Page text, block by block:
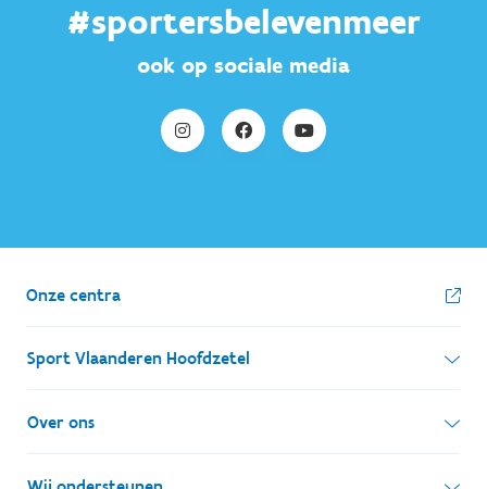
#sportersbelevenmeer
ook op sociale media
Onze centra
Sport Vlaanderen Hoofdzetel
Simon Bolivarlaan 17
1000 Brussel
Over ons
Wie zijn we, wat doen we